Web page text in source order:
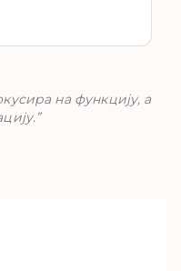
на функцију, а
”